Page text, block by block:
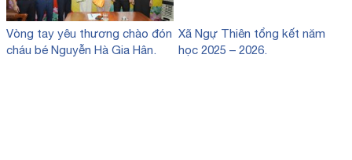
Vòng tay yêu thương chào đón
cháu bé Nguyễn Hà Gia Hân.
Xã Ngự Thiên tổng kết năm
học 2025 – 2026.